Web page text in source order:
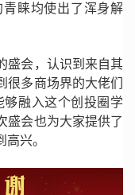
睐均使出了浑身解
盛会，认识到来自其
很多商场界的大佬们
够融入这个创投圈学
盛会也为大家提供了
兴。